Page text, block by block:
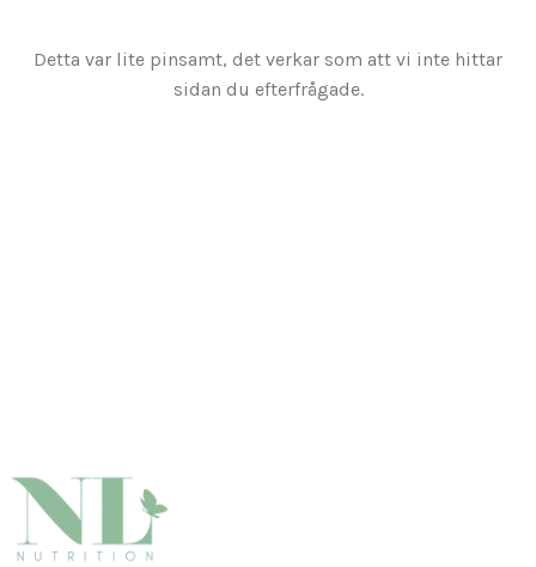
Detta var lite pinsamt, det verkar som att vi inte hittar
sidan du efterfrågade.